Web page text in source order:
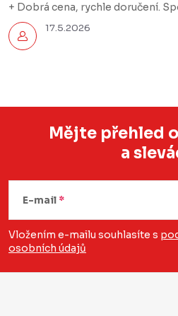
17.5.2026
+ Dobrá cena, rychle doručení.
á
a
Mějte přehled
a
E-mail
Vložením e-mailu souhlasíte s
osobních údajů